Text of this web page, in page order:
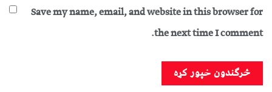
Save my name, email, and website in this browser for
the next time I comment.